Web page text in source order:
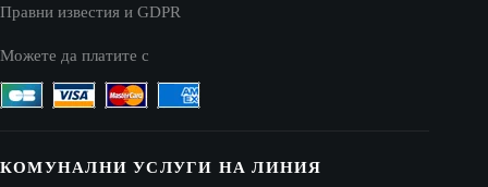
Правни известия и GDPR
Можете да платите с
КОМУНАЛНИ УСЛУГИ НА ЛИНИЯ